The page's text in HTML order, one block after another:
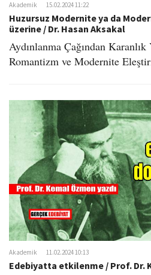
Akademik 15.02.2024 11:22
Huzursuz Modernite ya da
üzerine / Dr. Hasan Aksakal
Aydınlanma Çağından
Romantizm ve Modernite
Akademik 11.02.2024 10:13
Edebiyatta etkilenme / Prof. Dr.